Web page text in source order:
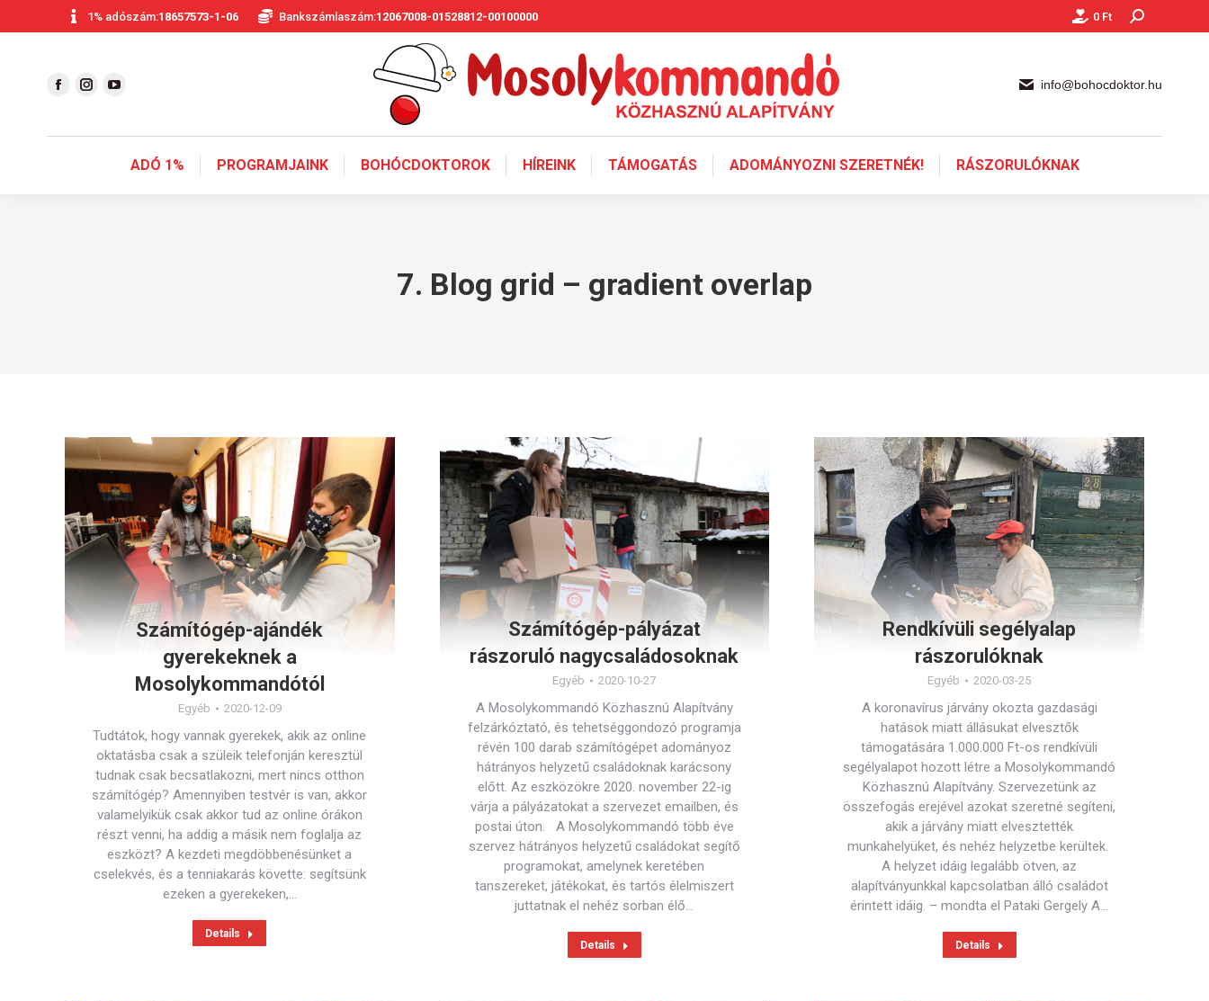
1% adószám:18657573-1-06 Bankszámlaszám:12067008-01528812-00100000 0 Ft Keresés:
info@bohocdoktor.hu
ADÓ 1% PROGRAMJAINK BOHÓCDOKTOROK HÍREINK TÁMOGATÁS ADOMÁNYOZNI SZERETNÉK! RÁSZORULÓKNAK
7. Blog grid – gradient overlap
Számítógép-ajándék
gyerekeknek a
Mosolykommandótól
Egyéb 2020-12-09
Tudtátok, hogy vannak gyerekek, akik az online
oktatásba csak a szüleik telefonján keresztül
tudnak csak becsatlakozni, mert nincs otthon
számítógép? Amennyiben testvér is van, akkor
valamelyikük csak akkor tud az online órákon
részt venni, ha addig a másik nem foglalja az
eszközt? A kezdeti megdöbbenésünket a
cselekvés, és a tenniakarás követte: segítsünk
ezeken a gyerekeken,…
Details
Számítógép-pályázat
rászoruló nagycsaládosoknak
Egyéb 2020-10-27
A Mosolykommandó Közhasznú Alapítvány
felzárkóztató, és tehetséggondozó programja
révén 100 darab számítógépet adományoz
hátrányos helyzetű családoknak karácsony
előtt. Az eszközökre 2020. november 22-ig
várja a pályázatokat a szervezet emailben, és
postai úton. A Mosolykommandó több éve
szervez hátrányos helyzetű családokat segítő
programokat, amelynek keretében
tanszereket, játékokat, és tartós élelmiszert
juttatnak el nehéz sorban élő…
Details
Rendkívüli segélyalap
rászorulóknak
Egyéb 2020-03-25
A koronavírus járvány okozta gazdasági
hatások miatt állásukat elvesztők
támogatására 1.000.000 Ft-os rendkívüli
segélyalapot hozott létre a Mosolykommandó
Közhasznú Alapítvány. Szervezetünk az
összefogás erejével azokat szeretné segíteni,
akik a járvány miatt elvesztették
munkahelyüket, és nehéz helyzetbe kerültek.
A helyzet idáig legalább ötven, az
alapítványunkkal kapcsolatban álló családot
érintett idáig. – mondta el Pataki Gergely A…
Details